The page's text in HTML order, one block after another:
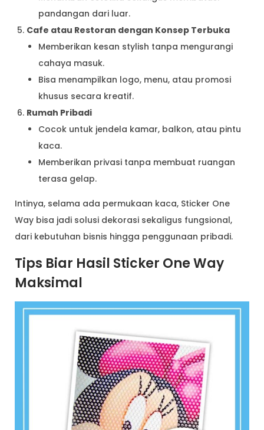
pandangan dari luar.
Cafe atau Restoran dengan Konsep Terbuka
Memberikan kesan stylish tanpa mengurangi
cahaya masuk.
Bisa menampilkan logo, menu, atau promosi
khusus secara kreatif.
Rumah Pribadi
Cocok untuk jendela kamar, balkon, atau pintu
kaca.
Memberikan privasi tanpa membuat ruangan
terasa gelap.
Intinya, selama ada permukaan kaca, Sticker One
Way bisa jadi solusi dekorasi sekaligus fungsional,
dari kebutuhan bisnis hingga penggunaan pribadi.
Tips Biar Hasil Sticker One Way
Maksimal